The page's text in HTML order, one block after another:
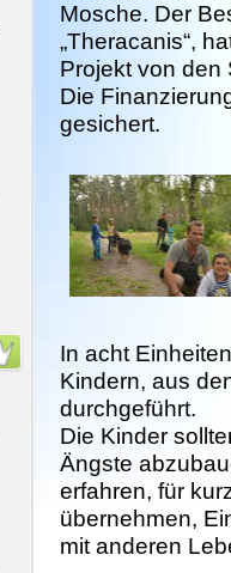
Mosche. Der
„Theracanis“,
Projekt von den
Die
gesichert.
In acht
Kindern, aus
durchgeführt.
Die Kinder
Ängste
erfahren, für
übernehmen,
mit anderen